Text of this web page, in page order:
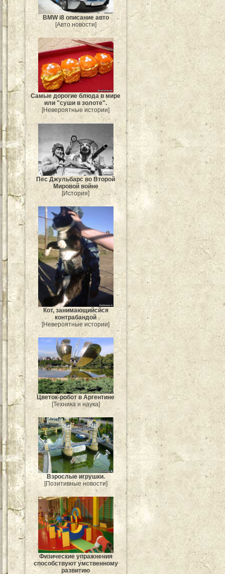
BMW i8 описание авто
[Авто новости]
Самые дорогие блюда в мире
или "суши в золоте".
[Невероятные истории]
Пёс Джульбарс во Второй
Мировой войне
[История]
Кот, занимающийсйся
контрабандой
[Невероятные истории]
Цветок-робот в Аргентине
[Техника и наука]
Взрослые игрушки.
[Позитивные новости]
Физические упражнения
способствуют умственному
развитию